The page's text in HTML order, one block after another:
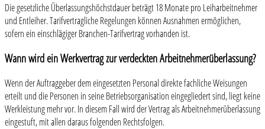
Die gesetzliche Überlassungshöchstdauer beträgt 18 Monate pro Leiharbeitnehmer
und Entleiher. Tarifvertragliche Regelungen können Ausnahmen ermöglichen,
sofern ein einschlägiger Branchen-Tarifvertrag vorhanden ist.
Wann wird ein Werkvertrag zur verdeckten Arbeitnehmerüberlassung?
Wenn der Auftraggeber dem eingesetzten Personal direkte fachliche Weisungen
erteilt und die Personen in seine Betriebsorganisation eingegliedert sind, liegt keine
Werkleistung mehr vor. In diesem Fall wird der Vertrag als Arbeitnehmerüberlassung
eingestuft, mit allen daraus folgenden Rechtsfolgen.